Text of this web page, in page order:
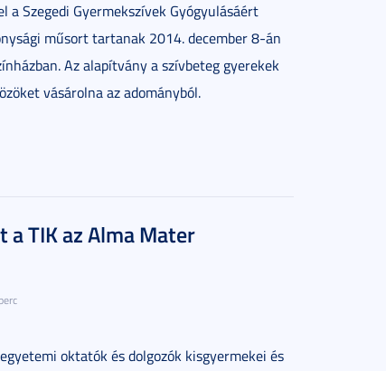
a Szegedi Gyermekszívek Gyógyulásáért
műsort tartanak 2014. december 8-án
Az alapítvány a szívbeteg gyerekek
vásárolna az adományból.
a TIK az Alma Mater
oktatók és dolgozók kisgyermekei és